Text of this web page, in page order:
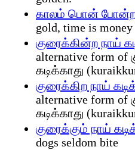
காலம் பொன்
gold, time is money
குரைக்கின்ற நாய்
alternative form of
கடிக்காது
குரைக்கிற நாய்
alternative form of
கடிக்காது
குரைக்கும் நாய்
dogs seldom bite